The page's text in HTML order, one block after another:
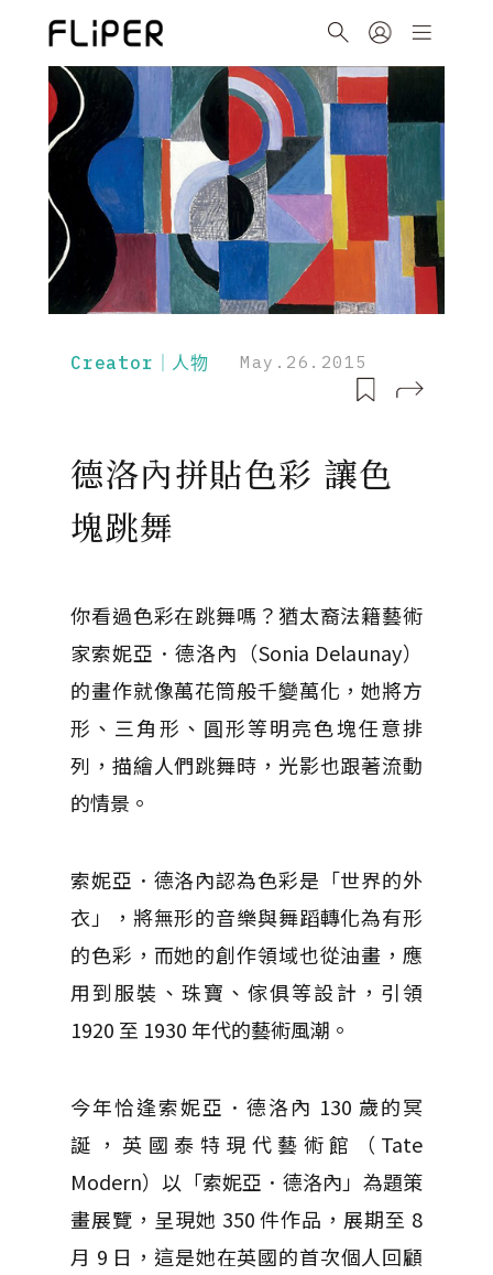
Creator｜人物 May.26.2015
德洛內拼貼色彩 讓色
塊跳舞
你看過色彩在跳舞嗎？猶太裔法籍藝術
家索妮亞．德洛內（Sonia Delaunay）
的畫作就像萬花筒般千變萬化，她將方
形、三角形、圓形等明亮色塊任意排
列，描繪人們跳舞時，光影也跟著流動
的情景。
索妮亞．德洛內認為色彩是「世界的外
衣」，將無形的音樂與舞蹈轉化為有形
的色彩，而她的創作領域也從油畫，應
用到服裝、珠寶、傢俱等設計，引領
1920 至 1930 年代的藝術風潮。
今年恰逢索妮亞．德洛內 130 歲的冥
誕，英國泰特現代藝術館（Tate
Modern）以「索妮亞．德洛內」為題策
畫展覽，呈現她 350 件作品，展期至 8
月 9 日，這是她在英國的首次個人回顧